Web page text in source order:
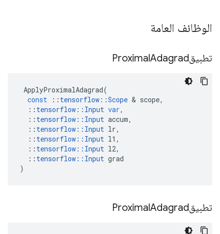
الوظائف العامة
تطبيقProximalAdagrad
ApplyProximalAdagrad(
const
:: tensorflow ::Scope & scope,
:: tensorflow :: Input var,
:: tensorflow :: Input accum,
:: tensorflow :: Input lr,
:: tensorflow :: Input l1 ,
:: tensorflow :: Input l2,
:: tensorflow :: Input grad
)
تطبيقProximalAdagrad